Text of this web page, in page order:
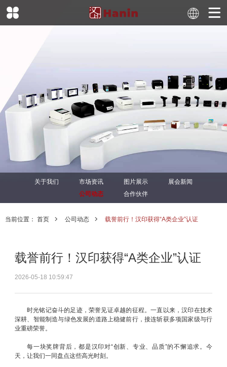
关于我们 市场资讯 图片展示
展会新闻
公司动态
合作伙伴
当前位置： 首页 公司动态 载誉前行！汉印获得“A类企业”认证
载誉前行！汉印获得“A类企业”认证
2026-05-18 10:59:47
时光铭记奋斗的足迹，荣誉见证卓越的征程。一直以来，汉印在技术
深耕、智能制造与绿色发展的道路上稳健前行，接连斩获多项国家级与行
业重磅荣誉。
每一块奖牌背后，都是汉印对“创新、专业、品质”的不懈追求。今
天，让我们一同盘点这些高光时刻。